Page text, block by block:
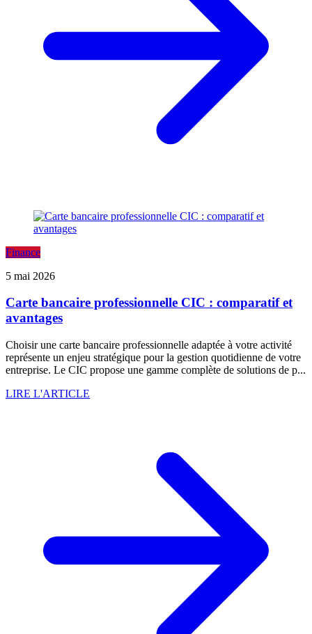
Finance
5 mai 2026
Carte bancaire professionnelle CIC : comparatif et
avantages
Choisir une carte bancaire professionnelle adaptée à votre activité
représente un enjeu stratégique pour la gestion quotidienne de votre
entreprise. Le CIC propose une gamme complète de solutions de p...
LIRE L'ARTICLE